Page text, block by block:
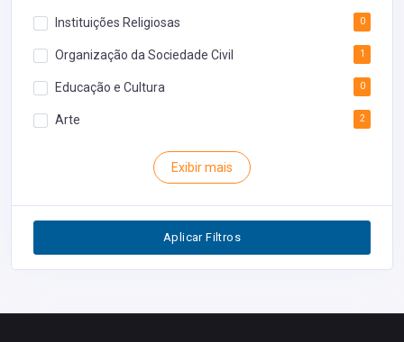
Instituições Religiosas 0
Organização da Sociedade Civil 1
Educação e Cultura 0
Arte 2
Exibir mais
Aplicar Filtros